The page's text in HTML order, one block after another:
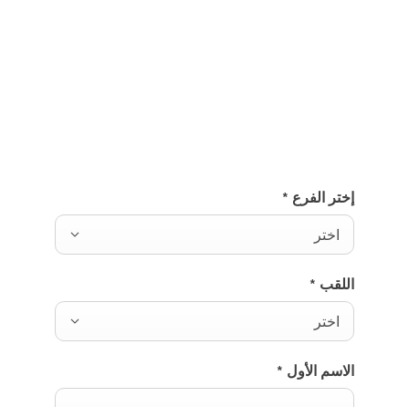
إختر الفرع *
اختر
اللقب *
اختر
الاسم الأول *